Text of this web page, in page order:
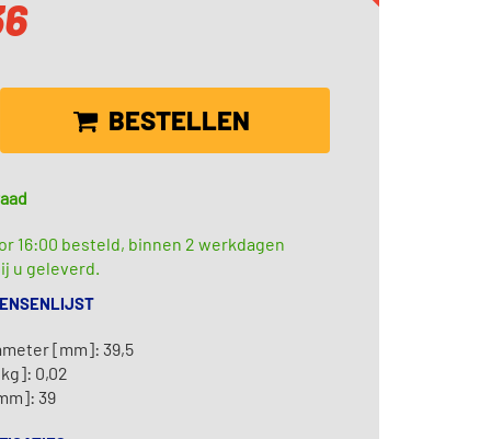
BESTELLEN
16:00 besteld, binnen 2 werkdagen
u geleverd.
[mm]: 39,5
0,02
39